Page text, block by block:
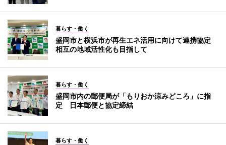
暮らす・働く
盛岡市と横浜市が再生エネ活用に向けて連携協定
相互の地域活性化も目指して
暮らす・働く
盛岡市内の郵便局が「もりおか涼みどころ」に指
定 日本郵便と協定締結
暮らす・働く